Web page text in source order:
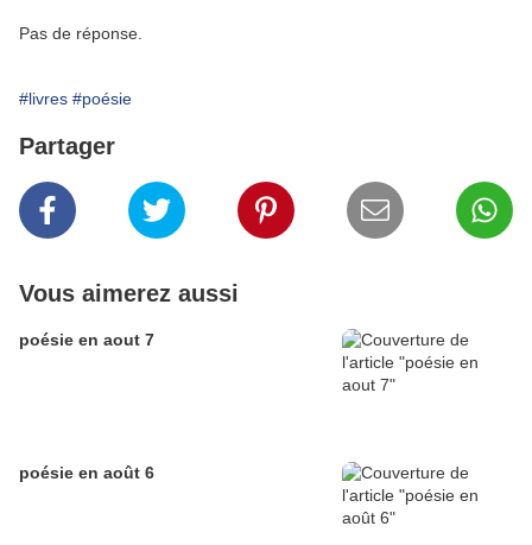
Pas de réponse.
#livres #poésie
Partager
Vous aimerez aussi
poésie en aout 7
poésie en août 6